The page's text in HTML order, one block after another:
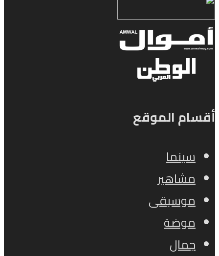
أقسام الموقع
سينما
مشاهير
موسيقى
موضة
جمال